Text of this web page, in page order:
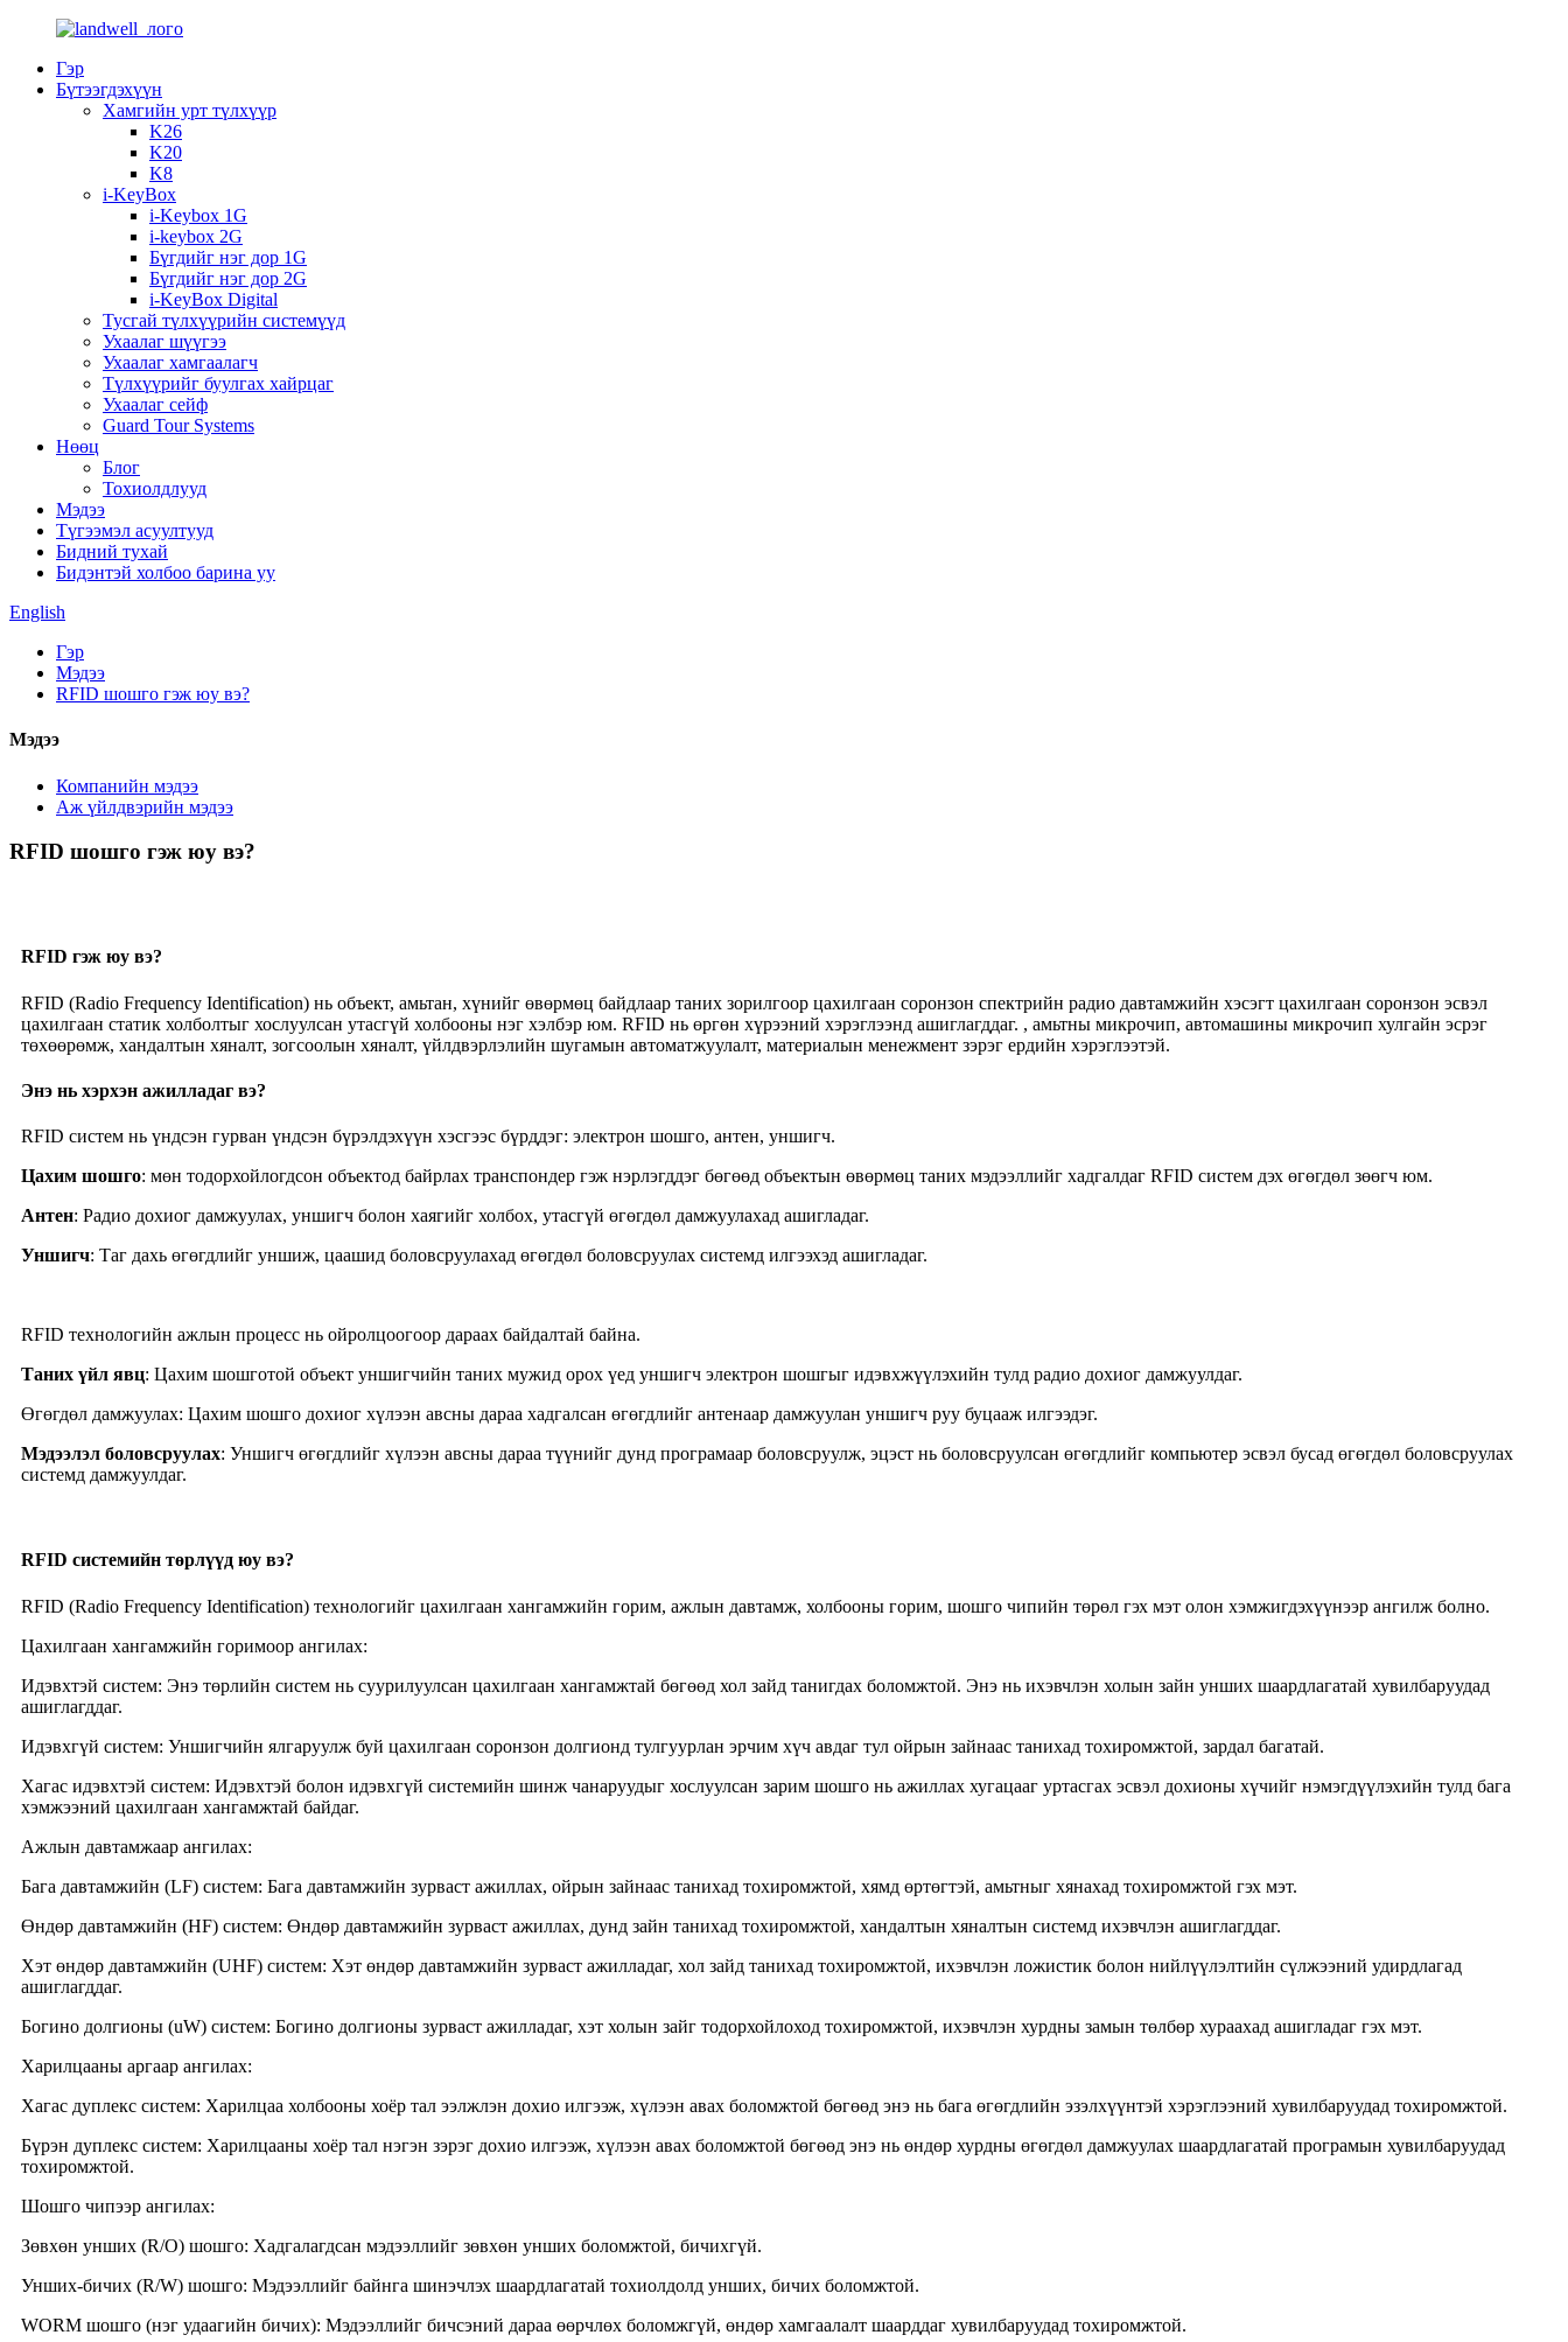
Гэр
Бүтээгдэхүүн
Хамгийн урт түлхүүр
K26
K20
K8
i-KeyBox
i-Keybox 1G
i-keybox 2G
Бүгдийг нэг дор 1G
Бүгдийг нэг дор 2G
i-KeyBox Digital
Тусгай түлхүүрийн системүүд
Ухаалаг шүүгээ
Ухаалаг хамгаалагч
Түлхүүрийг буулгах хайрцаг
Ухаалаг сейф
Guard Tour Systems
Нөөц
Блог
Тохиолдлууд
Мэдээ
Түгээмэл асуултууд
Бидний тухай
Бидэнтэй холбоо барина уу
English
Гэр
Мэдээ
RFID шошго гэж юу вэ?
Мэдээ
Компанийн мэдээ
Аж үйлдвэрийн мэдээ
RFID шошго гэж юу вэ?
RFID гэж юу вэ?
RFID (Radio Frequency Identification) нь объект, амьтан, хүнийг өвөрмөц байдлаар таних зорилгоор цахилгаан соронзон спектрийн радио давтамжийн хэсэгт цахилгаан соронзон эсвэл
цахилгаан статик холболтыг хослуулсан утасгүй холбооны нэг хэлбэр юм. RFID нь өргөн хүрээний хэрэглээнд ашиглагддаг. , амьтны микрочип, автомашины микрочип хулгайн эсрэг
төхөөрөмж, хандалтын хяналт, зогсоолын хяналт, үйлдвэрлэлийн шугамын автоматжуулалт, материалын менежмент зэрэг ердийн хэрэглээтэй.
Энэ нь хэрхэн ажилладаг вэ?
RFID систем нь үндсэн гурван үндсэн бүрэлдэхүүн хэсгээс бүрддэг: электрон шошго, антен, уншигч.
Цахим шошго: мөн тодорхойлогдсон объектод байрлах транспондер гэж нэрлэгддэг бөгөөд объектын өвөрмөц таних мэдээллийг хадгалдаг RFID систем дэх өгөгдөл зөөгч юм.
Антен: Радио дохиог дамжуулах, уншигч болон хаягийг холбох, утасгүй өгөгдөл дамжуулахад ашигладаг.
Уншигч: Таг дахь өгөгдлийг уншиж, цаашид боловсруулахад өгөгдөл боловсруулах системд илгээхэд ашигладаг.
RFID технологийн ажлын процесс нь ойролцоогоор дараах байдалтай байна.
Таних үйл явц: Цахим шошготой объект уншигчийн таних мужид орох үед уншигч электрон шошгыг идэвхжүүлэхийн тулд радио дохиог дамжуулдаг.
‌Өгөгдөл дамжуулах‌: Цахим шошго дохиог хүлээн авсны дараа хадгалсан өгөгдлийг антенаар дамжуулан уншигч руу буцааж илгээдэг.
Мэдээлэл боловсруулах: Уншигч өгөгдлийг хүлээн авсны дараа түүнийг дунд програмаар боловсруулж, эцэст нь боловсруулсан өгөгдлийг компьютер эсвэл бусад өгөгдөл боловсруулах
системд дамжуулдаг.
RFID системийн төрлүүд юу вэ?
RFID (Radio Frequency Identification) технологийг цахилгаан хангамжийн горим, ажлын давтамж, холбооны горим, шошго чипийн төрөл гэх мэт олон хэмжигдэхүүнээр ангилж болно. ‌
Цахилгаан хангамжийн горимоор ангилах:
‌Идэвхтэй систем‌: Энэ төрлийн систем нь суурилуулсан цахилгаан хангамжтай бөгөөд хол зайд танигдах боломжтой. Энэ нь ихэвчлэн холын зайн унших шаардлагатай хувилбаруудад
ашиглагддаг.
‌Идэвхгүй систем‌: Уншигчийн ялгаруулж буй цахилгаан соронзон долгионд тулгуурлан эрчим хүч авдаг тул ойрын зайнаас танихад тохиромжтой, зардал багатай.
‌Хагас идэвхтэй систем‌: Идэвхтэй болон идэвхгүй системийн шинж чанаруудыг хослуулсан зарим шошго нь ажиллах хугацааг уртасгах эсвэл дохионы хүчийг нэмэгдүүлэхийн тулд бага
хэмжээний цахилгаан хангамжтай байдаг.
Ажлын давтамжаар ангилах:
‌Бага давтамжийн (LF) систем‌: Бага давтамжийн зурваст ажиллах, ойрын зайнаас танихад тохиромжтой, хямд өртөгтэй, амьтныг хянахад тохиромжтой гэх мэт.
‌Өндөр давтамжийн (HF) систем‌: Өндөр давтамжийн зурваст ажиллах, дунд зайн танихад тохиромжтой, хандалтын хяналтын системд ихэвчлэн ашиглагддаг.
‌Хэт өндөр давтамжийн (UHF) систем‌: Хэт өндөр давтамжийн зурваст ажилладаг, хол зайд танихад тохиромжтой, ихэвчлэн ложистик болон нийлүүлэлтийн сүлжээний удирдлагад
ашиглагддаг.
‌Богино долгионы (uW) систем‌: Богино долгионы зурваст ажилладаг, хэт холын зайг тодорхойлоход тохиромжтой, ихэвчлэн хурдны замын төлбөр хураахад ашигладаг гэх мэт.
Харилцааны аргаар ангилах:
‌Хагас дуплекс систем‌: Харилцаа холбооны хоёр тал ээлжлэн дохио илгээж, хүлээн авах боломжтой бөгөөд энэ нь бага өгөгдлийн эзэлхүүнтэй хэрэглээний хувилбаруудад тохиромжтой.
‌Бүрэн дуплекс систем‌: Харилцааны хоёр тал нэгэн зэрэг дохио илгээж, хүлээн авах боломжтой бөгөөд энэ нь өндөр хурдны өгөгдөл дамжуулах шаардлагатай програмын хувилбаруудад
тохиромжтой.
Шошго чипээр ангилах:
‌Зөвхөн унших (R/O) шошго‌: Хадгалагдсан мэдээллийг зөвхөн унших боломжтой, бичихгүй.
‌Унших-бичих (R/W) шошго‌: Мэдээллийг байнга шинэчлэх шаардлагатай тохиолдолд унших, бичих боломжтой.
‌WORM шошго (нэг удаагийн бичих): Мэдээллийг бичсэний дараа өөрчлөх боломжгүй, өндөр хамгаалалт шаарддаг хувилбаруудад тохиромжтой.